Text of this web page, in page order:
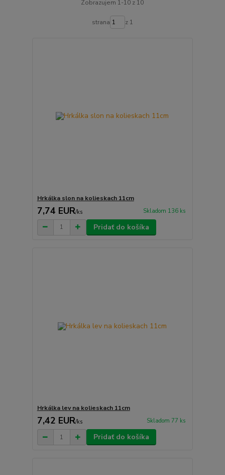
Zobrazujem 1-10 z 10
strana z 1
Hrkálka slon na kolieskach 11cm
7,74 EUR/ks Skladom 136 ks
Pridať do košíka
Hrkálka lev na kolieskach 11cm
7,42 EUR/ks Skladom 77 ks
Pridať do košíka